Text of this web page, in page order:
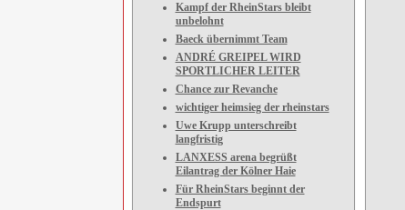
Kampf der RheinStars bleibt
unbelohnt
Baeck übernimmt Team
ANDRÉ GREIPEL WIRD
SPORTLICHER LEITER
Chance zur Revanche
wichtiger heimsieg der rheinstars
Uwe Krupp unterschreibt
langfristig
LANXESS arena begrüßt
Eilantrag der Kölner Haie
Für RheinStars beginnt der
Endspurt